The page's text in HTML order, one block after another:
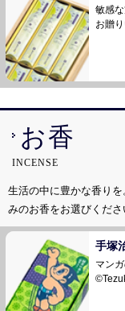
敏感
お贈
お香
INCENSE
生活の中に豊かな香り
みのお香をお選びくださ
手塚
マン